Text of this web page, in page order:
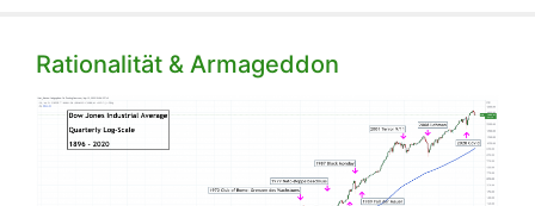
Rationalität & Armageddon